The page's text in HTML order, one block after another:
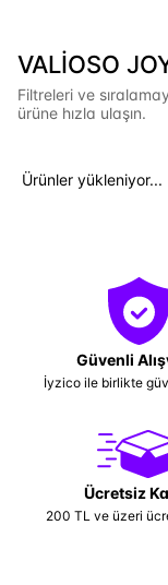
VALİOSO
Filtreleri ve
ürüne hızla ulaşın.
Ürünler yükleniyor...
Güvenli
İyzico ile birlikte
Ücretsiz
200 TL ve üzeri